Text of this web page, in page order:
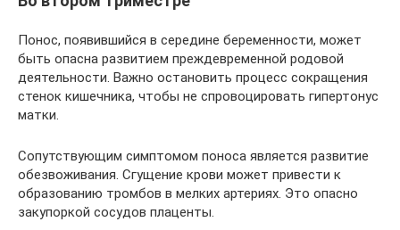
Понос, появившийся в середине беременности, может
быть опасна развитием преждевременной родовой
деятельности. Важно остановить процесс сокращения
стенок кишечника, чтобы не спровоцировать гипертонус
матки.
Сопутствующим симптомом поноса является развитие
обезвоживания. Сгущение крови может привести к
образованию тромбов в мелких артериях. Это опасно
закупоркой сосудов плаценты.